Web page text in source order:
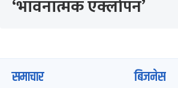
‘भावनात्मक एक्लोपन’
समाचार बिजनेस